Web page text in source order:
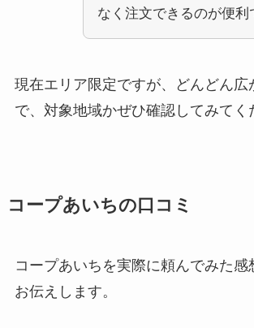
なく注文できるのが便利
現在エリア限定ですが、どんどん広
で、対象地域かぜひ確認してみてく
コープあいちの口コミ
コープあいちを実際に頼んでみた感
お伝えします。